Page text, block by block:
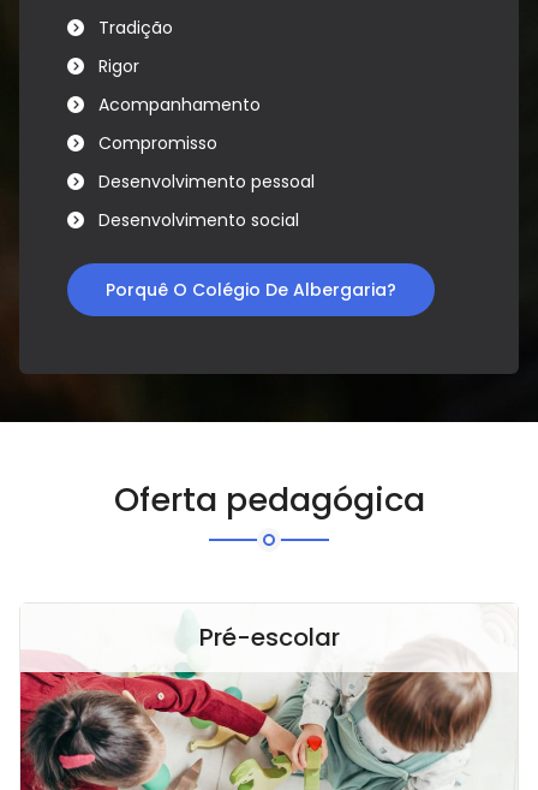
Tradição
Rigor
Acompanhamento
Compromisso
Desenvolvimento pessoal
Desenvolvimento social
Porquê O Colégio De Albergaria?
Oferta pedagógica
Pré-escolar